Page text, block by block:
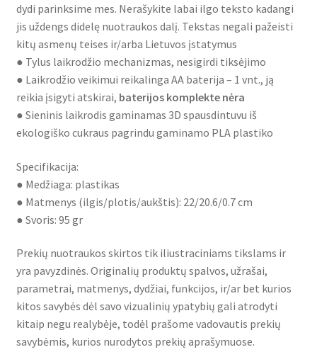
dydi parinksime mes. Nerašykite labai ilgo teksto kadangi
jis uždengs didelę nuotraukos dalį. Tekstas negali pažeisti
kitų asmenų teises ir/arba Lietuvos įstatymus
● Tylus laikrodžio mechanizmas, nesigirdi tiksėjimo
● Laikrodžio veikimui reikalinga AA baterija – 1 vnt., ją
reikia įsigyti atskirai, baterijos komplekte nėra
● Sieninis laikrodis gaminamas 3D spausdintuvu iš
ekologiško cukraus pagrindu gaminamo PLA plastiko
Specifikacija:
● Medžiaga: plastikas
● Matmenys (ilgis/plotis/aukštis): 22/20.6/0.7 cm
● Svoris: 95 gr
Prekių nuotraukos skirtos tik iliustraciniams tikslams ir
yra pavyzdinės. Originalių produktų spalvos, užrašai,
parametrai, matmenys, dydžiai, funkcijos, ir/ar bet kurios
kitos savybės dėl savo vizualinių ypatybių gali atrodyti
kitaip negu realybėje, todėl prašome vadovautis prekių
savybėmis, kurios nurodytos prekių aprašymuose.